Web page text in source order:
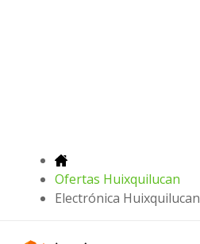
Ofertas Huixquilucan
Electrónica Huixquilucan